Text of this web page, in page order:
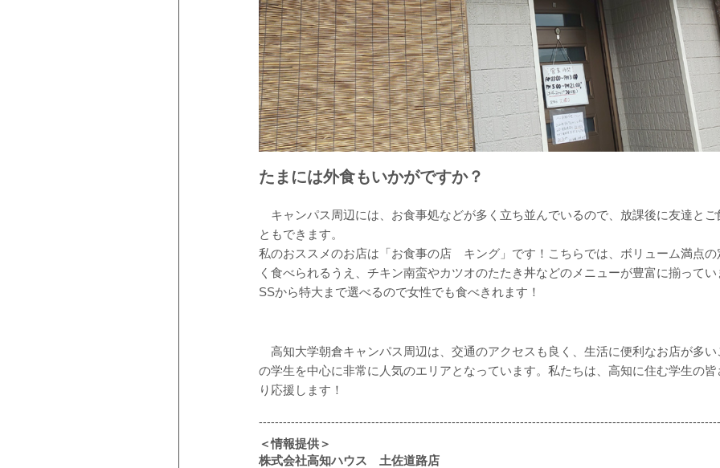
たまには外食もいかがですか？
キャンパス周辺には、お食事処などが多く立ち並んでいるので、放課後に友達と
ともできます。
私のおススメのお店は「お食事の店 キング」です！こちらでは、ボリューム満点の
く食べられるうえ、チキン南蛮やカツオのたたき丼などのメニューが豊富に揃って
SSから特大まで選べるので女性でも食べきれます！
高知大学朝倉キャンパス周辺は、交通のアクセスも良く、生活に便利なお店が多
の学生を中心に非常に人気のエリアとなっています。私たちは、高知に住む学生の
り応援します！
＜情報提供＞
株式会社高知ハウス 土佐道路店